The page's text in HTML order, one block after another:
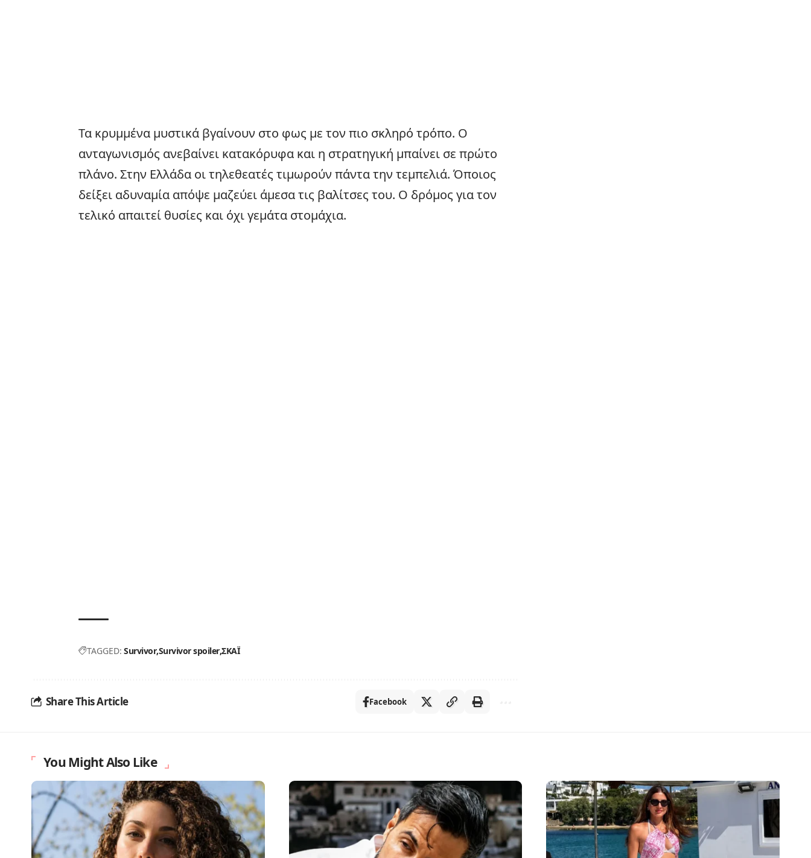
Τα κρυμμένα μυστικά βγαίνουν στο φως με τον πιο σκληρό τρόπο. Ο
ανταγωνισμός ανεβαίνει κατακόρυφα και η στρατηγική μπαίνει σε πρώτο
πλάνο. Στην Ελλάδα οι τηλεθεατές τιμωρούν πάντα την τεμπελιά. Όποιος
δείξει αδυναμία απόψε μαζεύει άμεσα τις βαλίτσες του. Ο δρόμος για τον
τελικό απαιτεί θυσίες και όχι γεμάτα στομάχια.
TAGGED: Survivor Survivor spoilerΣΚΑΪ
Share This Article Facebook
You Might Also Like